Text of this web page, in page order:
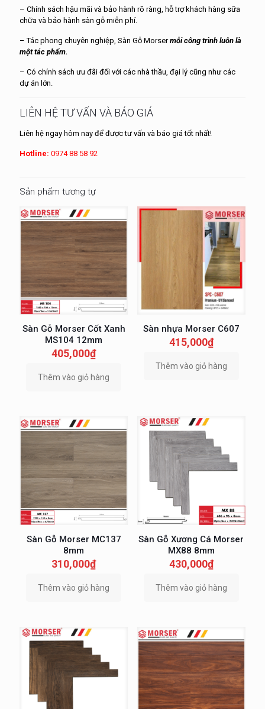
– Chính sách hậu mãi và bảo hành rõ ràng, hỗ trợ khách hàng sữa
chữa và bảo hành sàn gỗ miễn phí.
– Tác phong chuyên nghiệp, Sàn Gỗ Morsermỗi công trình luôn là
một tác phẩm.
– Có chính sách ưu đãi đối với các nhà thầu, đại lý cũng như các
dự án lớn.
LIÊN HỆ TƯ VẤN VÀ BÁO GIÁ
Liên hệ ngay hôm nay để được tư vấn và báo giá tốt nhất!
Hotline: 0974 88 58 92
Sản phẩm tương tự
Sàn Gỗ Morser Cốt Xanh
MS104 12mm
405,000₫
Thêm vào giỏ hàng
Sàn nhựa Morser C607
415,000₫
Thêm vào giỏ hàng
Sàn Gỗ Morser MC137
8mm
310,000₫
Thêm vào giỏ hàng
Sàn Gỗ Xương Cá Morser
MX88 8mm
430,000₫
Thêm vào giỏ hàng